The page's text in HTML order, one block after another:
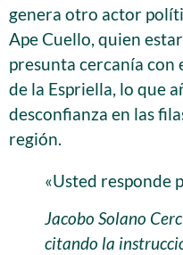
genera otro actor
Ape Cuello, quien
presunta cercanía
de la Espriella, lo que
desconfianza en las
región.
«Usted responde
Jacobo Solano
citando la